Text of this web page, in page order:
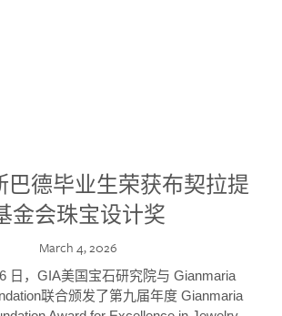
巴德毕业生荣获布契拉提
金会珠宝设计奖
March 4, 2026
日，GIA美国宝石研究院与 Gianmaria
联合颁发了第九届年度 Gianmaria